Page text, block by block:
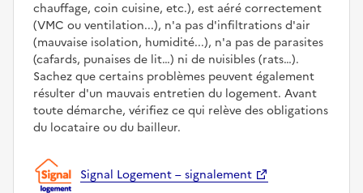
chauffage, coin cuisine, etc.), est aéré correctement
(VMC ou ventilation...), n'a pas d'infiltrations d'air
(mauvaise isolation, humidité...), n'a pas de parasites
(cafards, punaises de lit…) ni de nuisibles (rats…).
Sachez que certains problèmes peuvent également
résulter d'un mauvais entretien du logement. Avant
toute démarche, vérifiez ce qui relève des obligations
du locataire ou du bailleur.
Signal Logement – signalement